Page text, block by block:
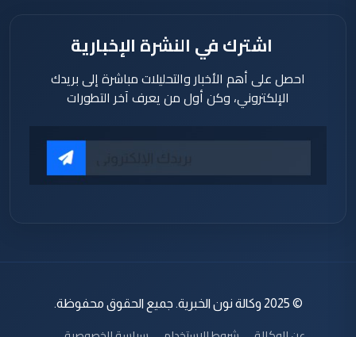
اشترك في النشرة الإخبارية
احصل على أهم الأخبار والتحليلات مباشرة إلى بريدك
الإلكتروني، وكن أول من يعرف آخر التطورات
© 2025 وكالة نون الخبرية. جميع الحقوق محفوظة.